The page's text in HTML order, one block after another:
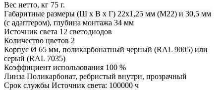
Вес нетто, кг 75 г.
Габаритные размеры (Ш х В х Г) 22x1,25 мм (M22) и 30,5 мм
(с адаптером), глубина монтажа 34 мм
Источник света 12 светодиодов
Количество цветов 2
Корпус Ø 65 мм, поликарбонатный черный (RAL 9005) или
серый (RAL 7035)
Коэффициент использования 100 %
Линза Поликарбонат, ребристый внутри, прозрачный
Срок службы Источник света: 100000 ч